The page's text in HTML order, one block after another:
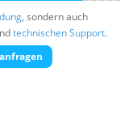
, sondern auch
technischen Support.